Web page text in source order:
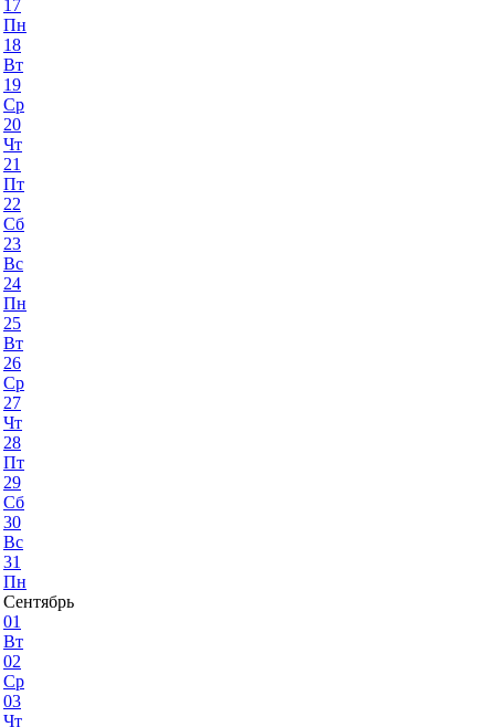
17
Пн
18
Вт
19
Ср
20
Чт
21
Пт
22
Сб
23
Вс
24
Пн
25
Вт
26
Ср
27
Чт
28
Пт
29
Сб
30
Вс
31
Пн
Сентябрь
01
Вт
02
Ср
03
Чт